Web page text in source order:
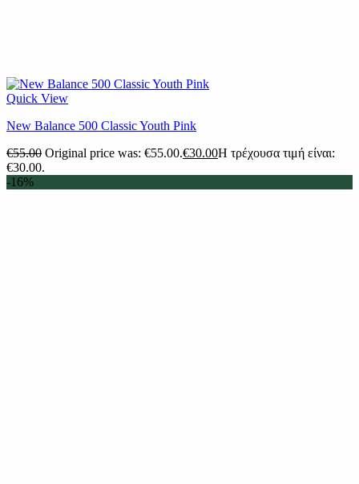
Quick View
New Balance 500 Classic Youth Pink
€55.00 Original price was: €55.00.€30.00Η τρέχουσα τιμή είναι:
€30.00.
-16%